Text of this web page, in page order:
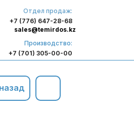
Отдел продаж:
+7 (776) 647-28-68
Производство:
+7 (701) 305-00-00
sales@temirdos.kz